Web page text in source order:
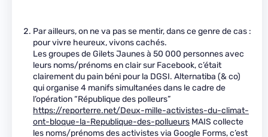
Par ailleurs, on ne va pas se mentir, dans ce genre de cas :
pour vivre heureux, vivons cachés.
Les groupes de Gilets Jaunes à 50 000 personnes avec
leurs noms/prénoms en clair sur Facebook, c’était
clairement du pain béni pour la DGSI. Alternatiba (& co)
qui organise 4 manifs simultanées dans le cadre de
l’opération “République des polleurs”
https://reporterre.net/Deux-mille-activistes-du-climat-
ont-bloque-la-Republique-des-pollueurs MAIS collecte
les noms/prénoms des activistes via Google Forms, c’est